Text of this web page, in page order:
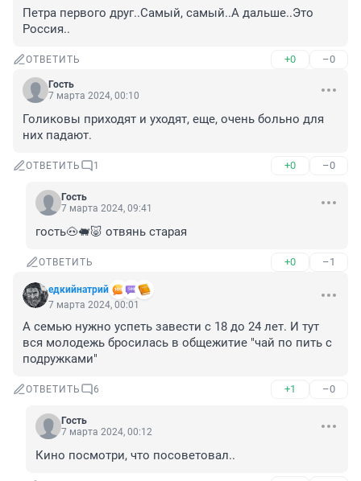
Петра первого друг..Самый, самый..А дальше..Это
Россия..
ОТВЕТИТЬ +0 –0
Гость
7 марта 2024, 00:10
Голиковы приходят и уходят, еще, очень больно для
них падают.
ОТВЕТИТЬ 1 +0 –0
Гость
7 марта 2024, 09:41
гость🐽🐖🐷 отвянь старая
ОТВЕТИТЬ +0 –1
едкийнатрий
7 марта 2024, 00:01
А семью нужно успеть завести с 18 до 24 лет. И тут
вся молодежь бросилась в общежитие "чай по пить с
подружками"
ОТВЕТИТЬ 6 +1 –0
Гость
7 марта 2024, 00:12
Кино посмотри, что посоветовал..